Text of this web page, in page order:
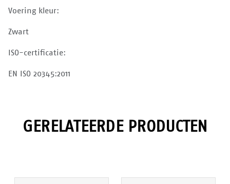
Voering kleur:
Zwart
ISO-certificatie:
EN ISO 20345:2011
GERELATEERDE PRODUCTEN